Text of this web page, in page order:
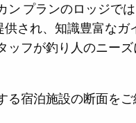
ン プランのロッジで
供され、知識豊富なガ
ッフが釣り人のニーズ
る宿泊施設の断面をご